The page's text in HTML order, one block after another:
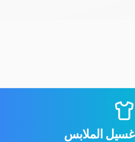
غسيل الملابس